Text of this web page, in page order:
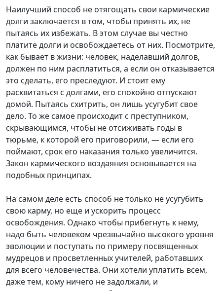
Наилучший способ не отягощать свои кармические
долги заключается в том, чтобы принять их, не
пытаясь их избежать. В этом случае вы честно
платите долги и освобождаетесь от них. Посмотрите,
как бывает в жизни: человек, наделавший долгов,
должен по ним расплатиться, а если он отказывается
это сделать, его преследуют. И стоит ему
расквитаться с долгами, его спокойно отпускают
домой. Пытаясь схитрить, он лишь усугубит свое
дело. То же самое происходит с преступником,
скрывающимся, чтобы не отсиживать годы в
тюрьме, к которой его приговорили, — если его
поймают, срок его наказания только увеличится.
Закон кармического воздаяния основывается на
подобных принципах.
На самом деле есть способ не только не усугубить
свою карму, но еще и ускорить процесс
освобождения. Однако чтобы прибегнуть к нему,
надо быть человеком чрезвычайно высокого уровня
эволюции и поступать по примеру посвященных
мудрецов и просветленных учителей, работавших
для всего человечества. Они хотели уплатить всем,
даже тем, кому ничего не задолжали, и